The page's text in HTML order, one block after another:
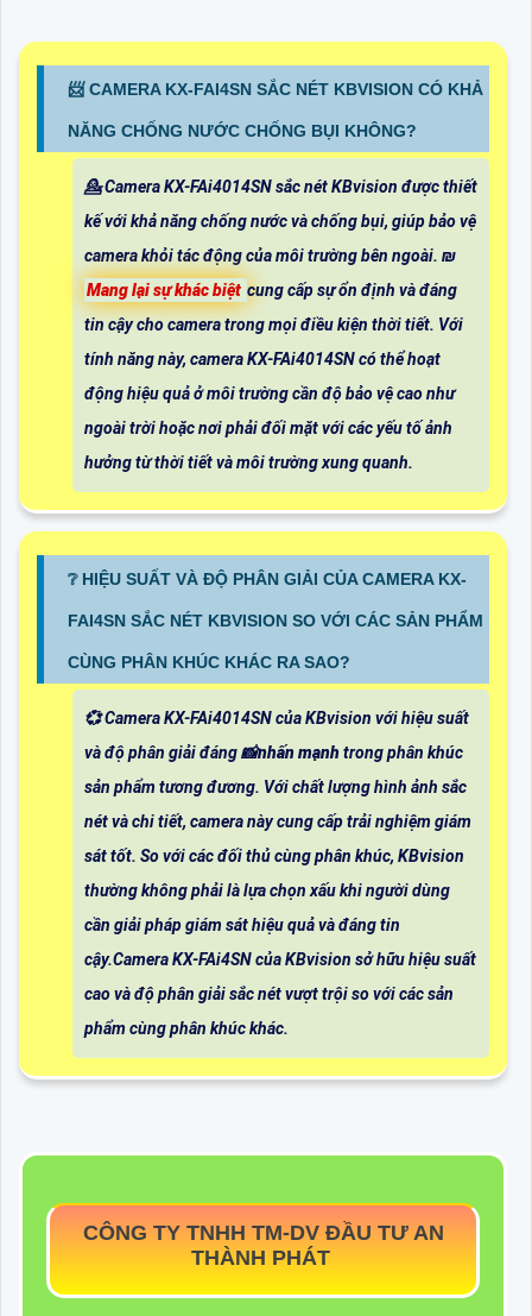
📨 CAMERA KX-FAI4SN SẮC NÉT KBVISION CÓ KHẢ
NĂNG CHỐNG NƯỚC CHỐNG BỤI KHÔNG?
💁 Camera KX-FAi4014SN sắc nét KBvision được thiết
kế với khả năng chống nước và chống bụi, giúp bảo vệ
camera khỏi tác động của môi trường bên ngoài. ₪
Mang lại sự khác biệt cung cấp sự ổn định và đáng
tin cậy cho camera trong mọi điều kiện thời tiết. Với
tính năng này, camera KX-FAi4014SN có thể hoạt
động hiệu quả ở môi trường cần độ bảo vệ cao như
ngoài trời hoặc nơi phải đối mặt với các yếu tố ảnh
hưởng từ thời tiết và môi trường xung quanh.
❔ HIỆU SUẤT VÀ ĐỘ PHÂN GIẢI CỦA CAMERA KX-
FAI4SN SẮC NÉT KBVISION SO VỚI CÁC SẢN PHẨM
CÙNG PHÂN KHÚC KHÁC RA SAO?
💞 Camera KX-FAi4014SN của KBvision với hiệu suất
và độ phân giải đáng 📸nhấn mạnh trong phân khúc
sản phẩm tương đương. Với chất lượng hình ảnh sắc
nét và chi tiết, camera này cung cấp trải nghiệm giám
sát tốt. So với các đối thủ cùng phân khúc, KBvision
thường không phải là lựa chọn xấu khi người dùng
cần giải pháp giám sát hiệu quả và đáng tin
cậy.Camera KX-FAi4SN của KBvision sở hữu hiệu suất
cao và độ phân giải sắc nét vượt trội so với các sản
phẩm cùng phân khúc khác.
CÔNG TY TNHH TM-DV ĐẦU TƯ AN
THÀNH PHÁT